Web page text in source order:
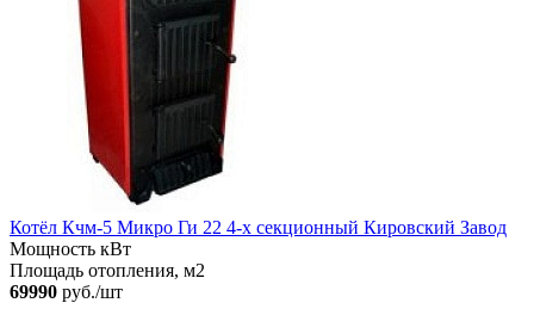
Котёл Кчм-5 Микро Ги 22 4-х секционный Кировский Завод
Мощность кВт
Площадь отопления, м2
69990 руб./шт